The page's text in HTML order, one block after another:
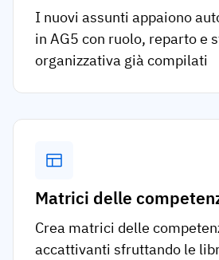
I nuovi assunti appaiono
in AG5 con ruolo, reparto e
organizzativa già compilati
Matrici delle
Crea matrici delle
accattivanti sfruttando le